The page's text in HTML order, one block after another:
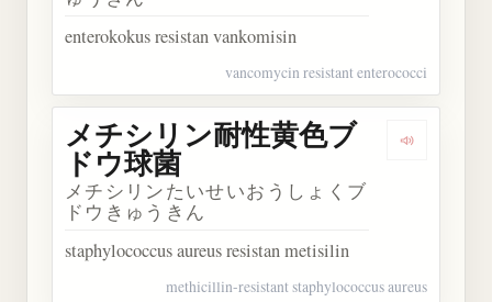
enterokokus resistan vankomisin
vancomycin resistant enterococci
メチシリン耐性黄色ブ
ドウ球菌
メチシリンたいせいおうしょくブ
ドウきゅうきん
staphylococcus aureus resistan metisilin
methicillin-resistant staphylococcus aureus